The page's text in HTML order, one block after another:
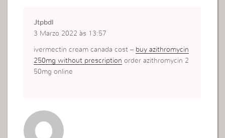
Jtpbdl
3 Marzo 2022 às 13:57
ivermectin cream canada cost – buy azithromycin
250mg without prescription order azithromycin 2
50mg online